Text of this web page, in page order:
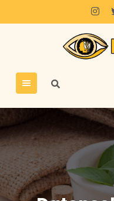
Inhalt